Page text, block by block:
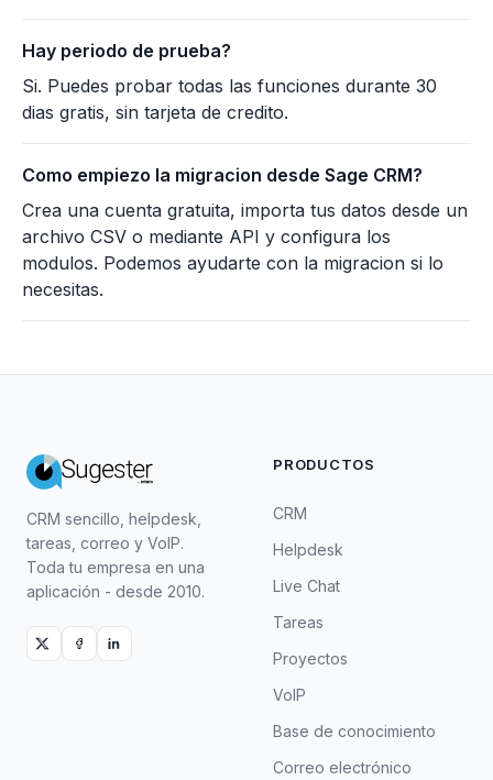
Hay periodo de prueba?
Si. Puedes probar todas las funciones durante 30
dias gratis, sin tarjeta de credito.
Como empiezo la migracion desde Sage CRM?
Crea una cuenta gratuita, importa tus datos desde un
archivo CSV o mediante API y configura los
modulos. Podemos ayudarte con la migracion si lo
necesitas.
CRM sencillo, helpdesk,
tareas, correo y VoIP.
Toda tu empresa en una
aplicación - desde 2010.
PRODUCTOS
CRM
Helpdesk
Live Chat
Tareas
Proyectos
VoIP
Base de conocimiento
Correo electrónico